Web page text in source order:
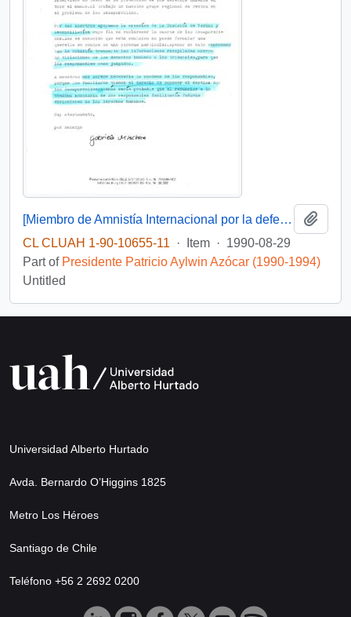
[Miembro de Amnistía Internacional por la defensa de los detenidos desaparecidos en Chile felicita por la creación de la Comisión de de Verdad y Reconciliación]
CL CLUAH 1-90-10655-11
· Item · 1990-08-29
Part of Presidente Patricio Aylwin Azócar (1990-1994)
Untitled
Universidad Alberto Hurtado
Avda. Bernardo O’Higgins 1825
Metro Los Héroes
Santiago de Chile
Teléfono +56 2 2692 0200